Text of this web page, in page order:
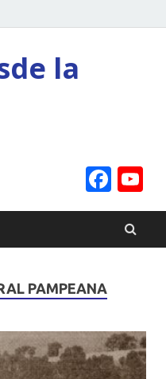
la
PAMPEANA